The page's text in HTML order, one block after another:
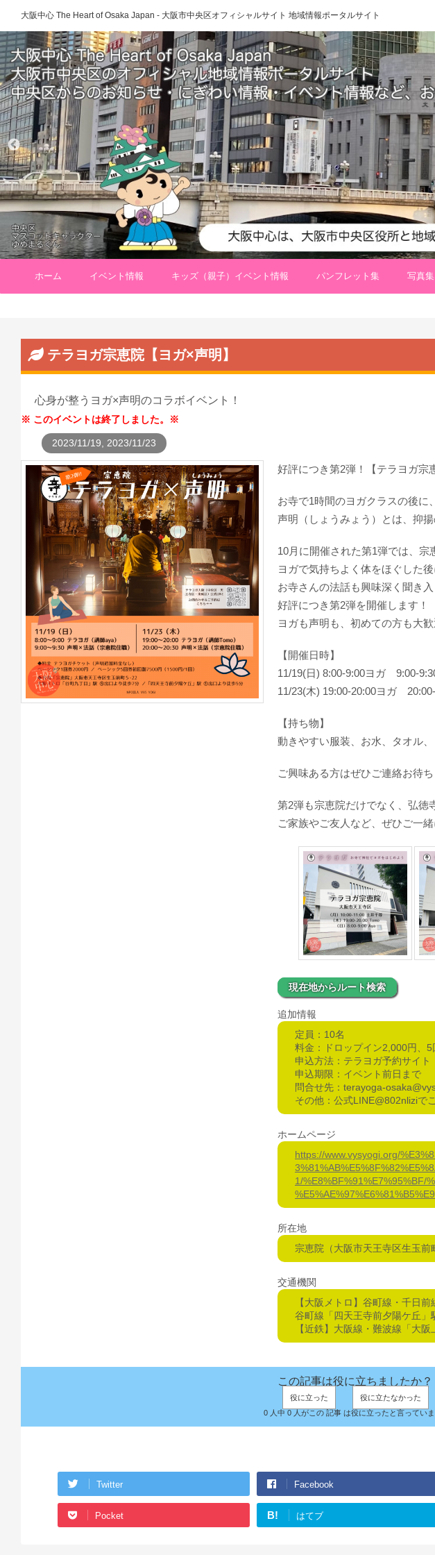
大阪中心 The Heart of Osaka Japan - 大阪市中央区オフィシャルサイト 地域情報ポータルサイト
ホーム イベント情報 キッズ（親子）イベント情報 パンフレット集 写真集
テラヨガ宗恵院【ヨガ×声明】
心身が整うヨガ×声明のコラボイベント！
このイベントは終了しました。
2023/11/19, 2023/11/23
好評につき第2弾！【テラヨガ宗
お寺で1時間のヨガクラスの後に
声明（しょうみょう）とは、抑
10月に開催された第1弾では、
ヨガで気持ちよく体をほぐした
お寺さんの法話も興味深く聞き入
好評につき第2弾を開催します！
ヨガも声明も、初めての方も大歓
【開催日時】
11/19(日) 8:00-9:00ヨガ 9:00-
11/23(木) 19:00-20:00ヨガ
【持ち物】
動きやすい服装、お水、タオル
ご興味ある方はぜひご連絡お待ち
第2弾も宗恵院だけでなく、弘徳
ご家族やご友人など、ぜひご一
現在地からルート検索
追加情報
定員：10名
料金：ドロップイン2,000円、
申込方法：テラヨガ予約サイト
申込期限：イベント前日まで
問合せ先：terayoga-
その他：公式LINE@802nliziで
ホームページ
https://www.vysyogi.org/
1/%E8%BF%91%E7%95%BF/
所在地
宗恵院（大阪市天王寺区生玉前
交通機関
【大阪メトロ】谷町線・千日
谷町線「四天王寺前夕陽ケ丘
【近鉄】大阪線・難波線「大
この記事は役に立ちましたか？
役に立った
役に立たなかった
0 人中 0 人がこの 記事 は役に立ったと言っていま
Twitter Facebook
Pocket B! はてブ